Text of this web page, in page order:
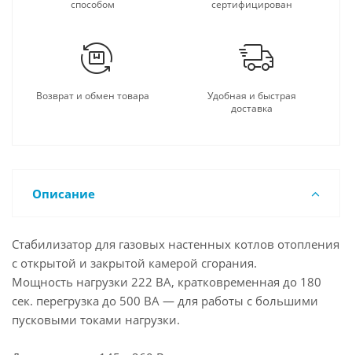
способом
сертифицирован
Возврат и обмен товара
Удобная и быстрая
доставка
Описание
Стабилизатор для газовых настенных котлов отопления
с открытой и закрытой камерой сгорания.
Мощность нагрузки 222 ВА, кратковременная до 180
сек. перегрузка до 500 ВА — для работы с большими
пусковыми токами нагрузки.